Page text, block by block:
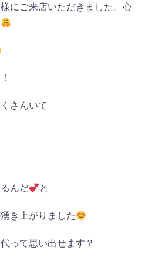
にご来店いただきました。心
さんいて
んだ と
き上がりました
って思い出せます？